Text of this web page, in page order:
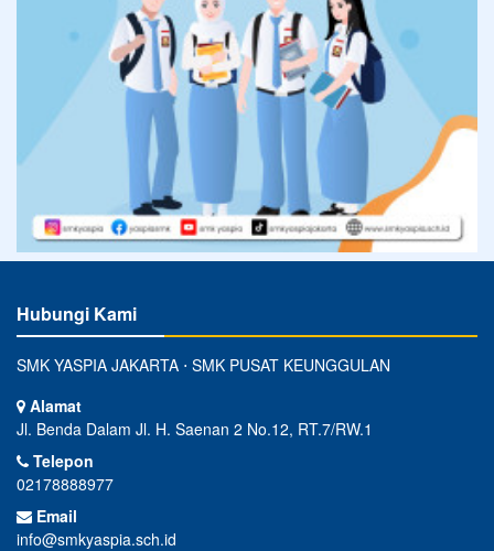
Hubungi Kami
SMK YASPIA JAKARTA ⋅ SMK PUSAT KEUNGGULAN
Alamat
Jl. Benda Dalam Jl. H. Saenan 2 No.12, RT.7/RW.1
Telepon
02178888977
Email
info@smkyaspia.sch.id